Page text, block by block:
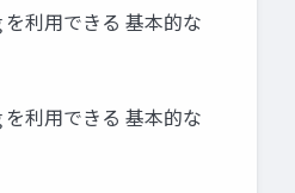
利用できる 基本的な
利用できる 基本的な